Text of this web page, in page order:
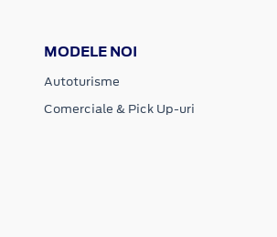
MODELE NOI
Autoturisme
Comerciale & Pick Up-uri